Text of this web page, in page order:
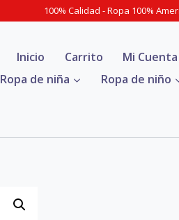
100% Calidad - Ropa 100%
Inicio Carrito Mi Cuenta
Ropa de niña
Ropa de niño